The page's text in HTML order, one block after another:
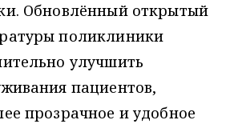
Обновлённый открытый
поликлиники
улучшить
пациентов,
прозрачное и удобное